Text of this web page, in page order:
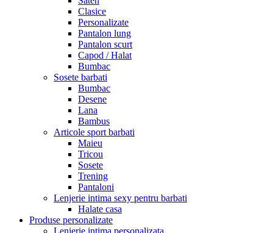
Clasice
Personalizate
Pantalon lung
Pantalon scurt
Capod / Halat
Bumbac
Sosete barbati
Bumbac
Desene
Lana
Bambus
Articole sport barbati
Maieu
Tricou
Sosete
Trening
Pantaloni
Lenjerie intima sexy pentru barbati
Halate casa
Produse personalizate
Lenjerie intima personalizata